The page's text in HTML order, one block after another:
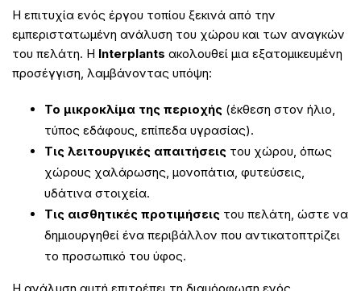
Η επιτυχία ενός έργου τοπίου ξεκινά από την
εμπεριστατωμένη ανάλυση του χώρου και των αναγκών
του πελάτη. Η Interplants ακολουθεί μια εξατομικευμένη
προσέγγιση, λαμβάνοντας υπόψη:
Το μικροκλίμα της περιοχής (έκθεση στον ήλιο,
τύπος εδάφους, επίπεδα υγρασίας).
Τις λειτουργικές απαιτήσεις του χώρου, όπως
χώρους χαλάρωσης, μονοπάτια, φυτεύσεις,
υδάτινα στοιχεία.
Τις αισθητικές προτιμήσεις του πελάτη, ώστε να
δημιουργηθεί ένα περιβάλλον που αντικατοπτρίζει
το προσωπικό του ύφος.